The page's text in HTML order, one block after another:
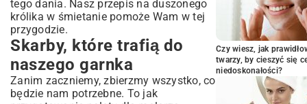
tego dania. Nasz przepis na duszonego
królika w śmietanie pomoże Wam w tej
przygodzie.
Skarby, które trafią do
naszego garnka
Zanim zaczniemy, zbierzmy wszystko, co
będzie nam potrzebne. To jak
Czy wiesz, jak
twarzy, by cieszyć się
niedoskonałości?